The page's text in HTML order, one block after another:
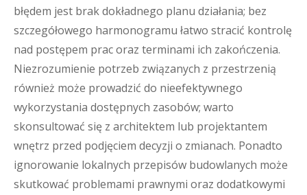
błędem jest brak dokładnego planu działania; bez
szczegółowego harmonogramu łatwo stracić kontrolę
nad postępem prac oraz terminami ich zakończenia.
Niezrozumienie potrzeb związanych z przestrzenią
również może prowadzić do nieefektywnego
wykorzystania dostępnych zasobów; warto
skonsultować się z architektem lub projektantem
wnętrz przed podjęciem decyzji o zmianach. Ponadto
ignorowanie lokalnych przepisów budowlanych może
skutkować problemami prawnymi oraz dodatkowymi